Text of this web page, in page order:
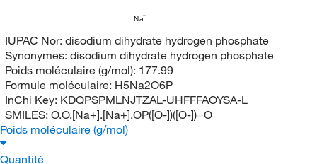
Na
IUPAC Nor: disodium dihydrate hydrogen phosphate
Synonymes: disodium dihydrate hydrogen phosphate
Poids moléculaire (g/mol): 177.99
Formule moléculaire: H5Na2O6P
InChi Key: KDQPSPMLNJTZAL-UHFFFAOYSA-L
SMILES: O.O.[Na+].[Na+].OP([O-])([O-])=O
Poids moléculaire (g/mol)
Quantité